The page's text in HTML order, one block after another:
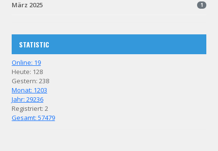
März 2025 1
STATISTIC
Online: 19
Heute: 128
Gestern: 238
Monat: 1203
Jahr: 29236
Registriert: 2
Gesamt: 57479